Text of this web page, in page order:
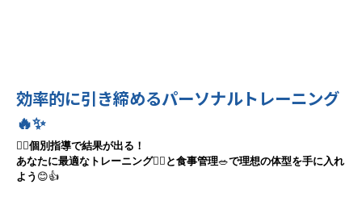
効率的に引き締めるパーソナルトレーニング
🔥✨
🧘‍♀️個別指導で結果が出る！
あなたに最適なトレーニング🏋️‍♂️ と食事管理🥗で理想の体型を手に入れ
よう 😊👍